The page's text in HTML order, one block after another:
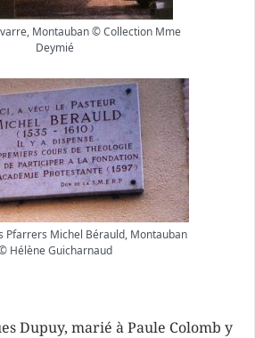
Montauban © Collection Mme
Deymié
Pfarrers Michel Bérauld, Montauban
Hélène Guicharnaud
Dupuy, marié à Paule Colomb y